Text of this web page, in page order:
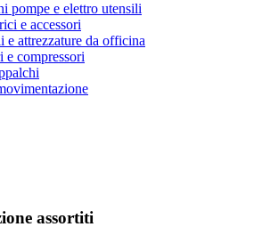
pompe e elettro utensili
e accessori
e attrezzature da officina
e compressori
assortiti